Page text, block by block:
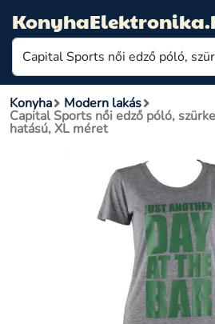
Konyha Modern lakás
Capital Sports női edző póló,
hatású, XL méret